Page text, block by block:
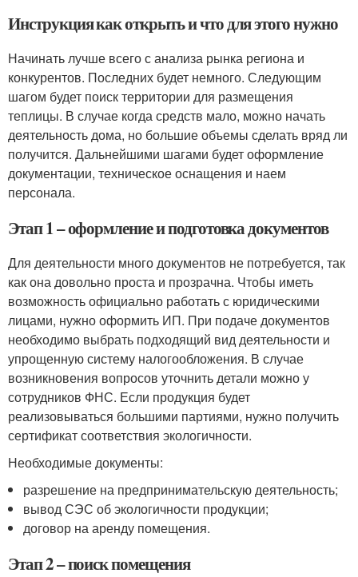
Инструкция как открыть и что для этого нужно
Начинать лучше всего с анализа рынка региона и
конкурентов. Последних будет немного. Следующим
шагом будет поиск территории для размещения
теплицы. В случае когда средств мало, можно начать
деятельность дома, но большие объемы сделать вряд ли
получится. Дальнейшими шагами будет оформление
документации, техническое оснащения и наем
персонала.
Этап 1 – оформление и подготовка документов
Для деятельности много документов не потребуется, так
как она довольно проста и прозрачна. Чтобы иметь
возможность официально работать с юридическими
лицами, нужно оформить ИП. При подаче документов
необходимо выбрать подходящий вид деятельности и
упрощенную систему налогообложения. В случае
возникновения вопросов уточнить детали можно у
сотрудников ФНС. Если продукция будет
реализовываться большими партиями, нужно получить
сертификат соответствия экологичности.
Необходимые документы:
разрешение на предпринимательскую деятельность;
вывод СЭС об экологичности продукции;
договор на аренду помещения.
Этап 2 – поиск помещения